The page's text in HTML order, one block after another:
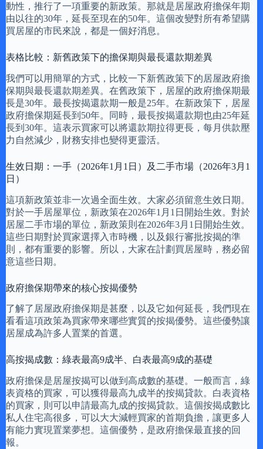
動性，推行了一項重要的新政策。那就是居屋政府擔保年期
由以往的30年，延長至現在的50年。這個改變對所有希望購
買居屋的市民來說，都是一個好消息。
表格比較：新舊政策下的擔保期與最長還款期差異
我們可以用簡單的方式，比較一下新舊政策下的居屋政府擔
保期與最長還款期差異。在舊政策下，居屋的政府擔保期最
長是30年。最長按揭還款期一般是25年。在新政策下，居屋
政府擔保期延長到50年。同時，最長按揭還款期也由25年延
長到30年。這表示買家可以將還款期拉得更長，每月供款壓
力自然減少，財務安排也變得更靈活。
生效日期：一手（2026年1月1日）及二手市場（2026年3月1
日）
這項新政策並非一次過全面生效。大家必須留意生效日期。
對於一手居屋單位，新政策在2026年1月1日開始生效。對於
居屋二手市場的單位，新政策則在2026年3月1日開始生效。
這些日期對於買家選擇入市時機，以及銀行審批按揭的準
則，都有重要的影響。所以，大家在計劃買居屋時，務必留
意這些日期。
政府擔保期帶來的核心按揭優勢
了解了居屋政府擔保期是甚麼，以及它如何延長，我們現在
看看這項政策為買家帶來哪些實質的按揭優勢。這些優勢讓
居屋成為許多人置業的首選。
高按揭成數：綠表最高9成半、白表最高9成的基礎
政府擔保是居屋按揭可以做到高成數的基礎。一般而言，綠
表資格的買家，可以獲得最高九成半的按揭貸款。白表資格
的買家，則可以申請最高九成的按揭貸款。這個按揭成數比
私人住宅高很多，可以大大減輕買家的首期負擔，讓更多人
有能力實現置業夢想。這個優勢，是政府擔保最直接的回
報。